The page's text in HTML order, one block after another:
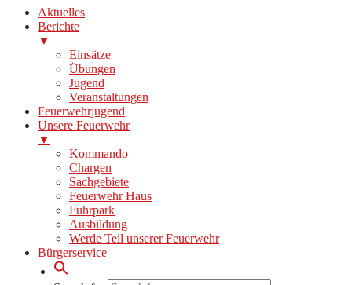
Aktuelles
Berichte
▼
Einsätze
Übungen
Jugend
Veranstaltungen
Feuerwehrjugend
Unsere Feuerwehr
▼
Kommando
Chargen
Sachgebiete
Feuerwehr Haus
Fuhrpark
Ausbildung
Werde Teil unserer Feuerwehr
Bürgerservice